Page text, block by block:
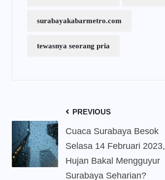
surabayakabarmetro.com
tewasnya seorang pria
PREVIOUS
Cuaca Surabaya Besok
Selasa 14 Februari 2023,
Hujan Bakal Mengguyur
Surabaya Seharian?